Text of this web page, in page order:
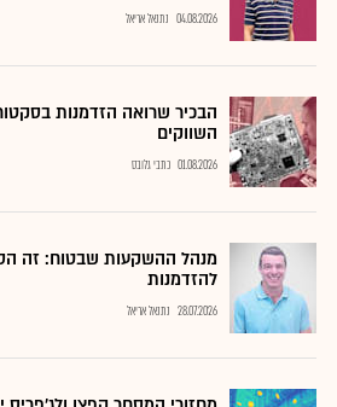
04.08.2026 נתנאל אריאל
הבכיר שרואה הזדמנות
השווקים
01.08.2026 כתבי גלובס
מנהל ההשקעות שבטוח: זה
להזדמנות
28.07.2026 נתנאל אריאל